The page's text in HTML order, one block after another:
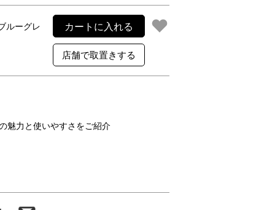
ルーグレ カートに入れる
魅力と使いやすさをご紹介